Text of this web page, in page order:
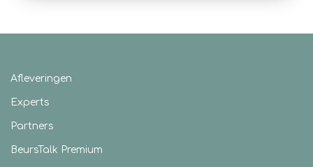
Afleveringen
Experts
Partners
BeursTalk Premium